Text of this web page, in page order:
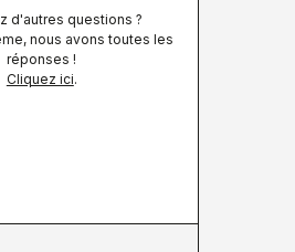
d'autres questions ?
nous avons toutes les
réponses !
Cliquez ici.